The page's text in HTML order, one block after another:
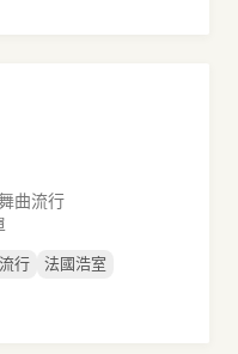
曲流行
行
法國浩室